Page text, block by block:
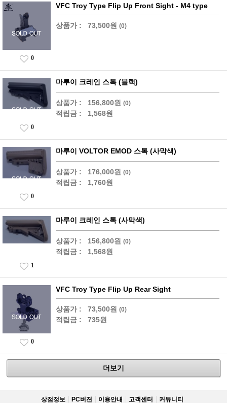
VFC Troy Type Flip Up Front Sight - M4 type
상품가 : 73,500원 (0)
0
마루이 크레인 스톡 (블랙)
상품가 : 156,800원 (0)
적립금 : 1,568원
0
마루이 VOLTOR EMOD 스톡 (사막색)
상품가 : 176,000원 (0)
적립금 : 1,760원
0
마루이 크레인 스톡 (사막색)
상품가 : 156,800원 (0)
적립금 : 1,568원
1
VFC Troy Type Flip Up Rear Sight
상품가 : 73,500원 (0)
적립금 : 735원
0
더보기
상점정보 PC버젼 이용안내 고객센터 커뮤니티